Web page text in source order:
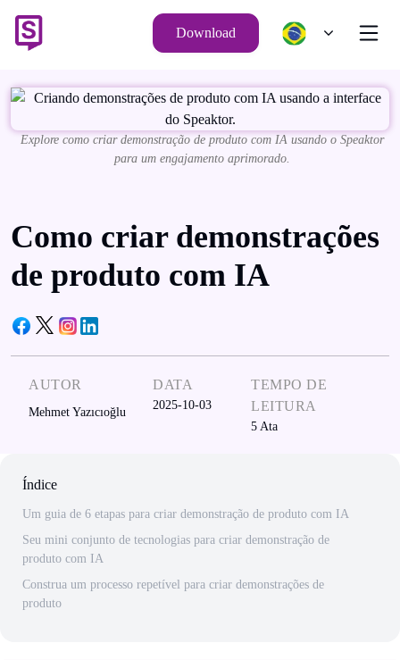
Download
Explore como criar demonstração de produto com IA usando o Speaktor
para um engajamento aprimorado.
Como criar demonstrações
de produto com IA
AUTOR
Mehmet Yazıcıoğlu
DATA
2025-10-03
TEMPO DE
LEITURA
5 Ata
Índice
Um guia de 6 etapas para criar demonstração de produto com IA
Seu mini conjunto de tecnologias para criar demonstração de
produto com IA
Construa um processo repetível para criar demonstrações de
produto